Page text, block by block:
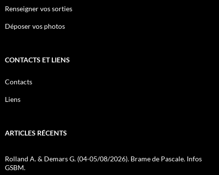
Renseigner vos sorties
Déposer vos photos
CONTACTS ET LIENS
Contacts
Liens
ARTICLES RÉCENTS
Rolland A. & Demars G. (04-05/08/2026). Brame de Pascale. Infos
GSBM.